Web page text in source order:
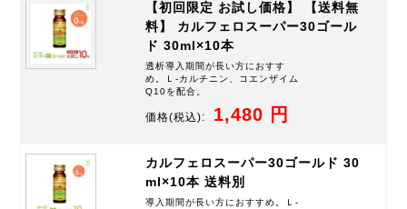
【初回限定 お試し価格】 【送料無
料】 カルフェロスーパー30ゴール
ド 30ml×10本
透析導入期間が長い方におすす
め。Ｌ-カルチニン、コエンザイム
Q10を配合。
価格(税込): 1,480 円
カルフェロスーパー30ゴールド 30
ml×10本 送料別
導入期間が長い方におすすめ。Ｌ-